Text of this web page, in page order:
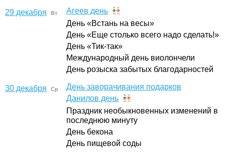
29 декабря Вт
Агеев день
День «Встань на весы»
День «Еще столько всего надо сделать!»
День «Тик-так»
Международный день виолончели
День розыска забытых благодарностей
30 декабря Ср
День заворачивания подарков
Данилов день
Праздник необыкновенных изменений в
последнюю минуту
День бекона
День пищевой соды